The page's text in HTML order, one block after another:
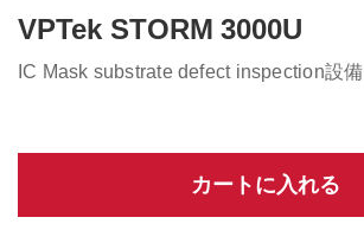
VPTek STORM 3000U
IC Mask substrate defect inspection設備
カートに入れる